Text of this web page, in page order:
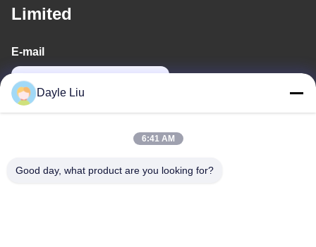
Limited
E-mail
Dayle Liu
6:41 AM
Good day, what product are you looking for?